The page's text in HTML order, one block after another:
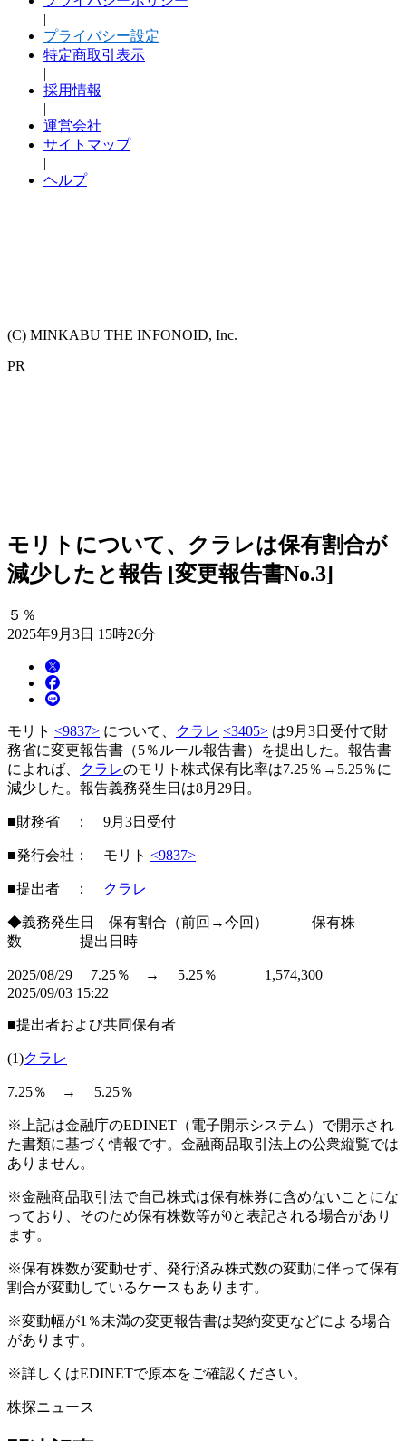
|
プライバシー設定
特定商取引表示
|
採用情報
|
運営会社
サイトマップ
|
ヘルプ
(C) MINKABU THE INFONOID, Inc.
PR
モリトについて、クラレは保有割合が
減少したと報告 [変更報告書No.3]
５％
2025年9月3日 15時26分
モリト <9837> について、 クラレ <3405> は9月3日受付で財
務省に変更報告書（5％ルール報告書）を提出した。報告書
によれば、
クラレのモリト株式保有比率は7.25％→5.25％に
減少した。報告義務発生日は8月29日。
■財務省 ： 9月3日受付
■発行会社： モリト <9837>
■提出者 ： クラレ
◆義務発生日 保有割合（前回→今回） 保有株
数 提出日時
2025/08/29 7.25％ → 5.25％ 1,574,300
2025/09/03 15:22
■提出者および共同保有者
(1)クラレ
7.25％ → 5.25％
※上記は金融庁のEDINET（電子開示システム）で開示され
た書類に基づく情報です。金融商品取引法上の公衆縦覧では
ありません。
※金融商品取引法で自己株式は保有株券に含めないことにな
っており、そのため保有株数等が0と表記される場合があり
ます。
※保有株数が変動せず、発行済み株式数の変動に伴って保有
割合が変動しているケースもあります。
※変動幅が1％未満の変更報告書は契約変更などによる場合
があります。
※詳しくはEDINETで原本をご確認ください。
株探ニュース